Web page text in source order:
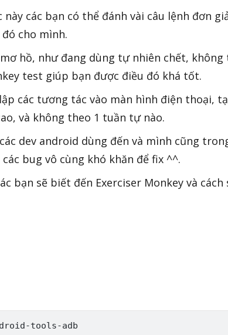
các bạn có thể đánh vài câu lệnh đơn
cho mình.
hồ, như đang dùng tự nhiên chết, không
test giúp bạn được điều đó khá tốt.
các tương tác vào màn hình điện thoại,
và không theo 1 tuần tự nào.
dev android dùng đến và mình cũng
bug vô cùng khó khăn để fix ^^.
bạn sẽ biết đến Exerciser Monkey và cách